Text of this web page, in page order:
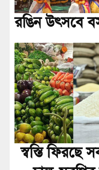
রঙিন উৎসবে
স্বস্তি